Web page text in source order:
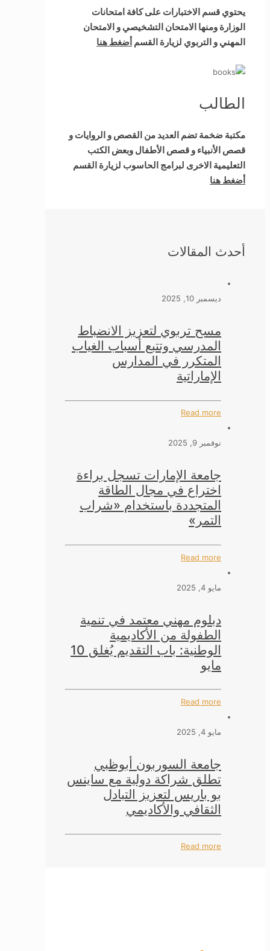
يحتوي قسم الاختبارات على كافة امتحانات
الوزارة ومنها الامتحان التشخيصي و الامتحان
المهني و التربوي لزيارة القسم أضغط هنا
الطالب
مكتبة ضخمة تضم العديد من القصص و الروايات و
قصص الأنبياء و قصص الأطفال وبعض الكتب
التعليمية الاخرى لبرامج الحاسوب لزيارة القسم
أضغط هنا
أحدث المقالات
ديسمبر 10, 2025
مسح تربوي لتعزيز الانضباط
المدرسي وتتبع أسباب الغياب
المتكرر في المدارس
الإماراتية
Read more
نوفمبر 9, 2025
جامعة الإمارات تسجل براءة
اختراع في مجال الطاقة
المتجددة باستخدام «شراب
التمر»
Read more
مايو 4, 2025
دبلوم مهني معتمد في تنمية
الطفولة من الأكاديمية
الوطنية: باب التقديم يُغلق 10
مايو
Read more
مايو 4, 2025
جامعة السوربون أبوظبي
تطلق شراكة دولية مع ساينس
بو باريس لتعزيز التبادل
الثقافي والأكاديمي
Read more